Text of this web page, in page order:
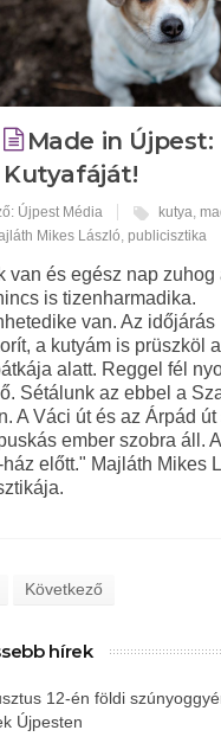
Made in Újpest:
Kutyafáját!
Újpest Média kutya
Mikes László publicisztika
van és egész nap zuhog
is tizenharmadika.
van. Az időjárás
a kutyám is prüszköl
alatt. Reggel fél
Sétálunk az ebbel a
A Váci út és az Árpád út
ember szobra áll.
ház előtt." Majláth Mikes
Következő
hírek
12-én földi
Újpesten